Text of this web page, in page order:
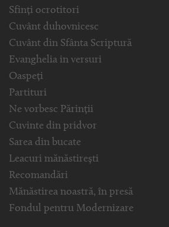
Sfinți ocrotitori
Cuvânt duhovnicesc
Cuvânt din Sfânta Scriptură
Evanghelia in versuri
Oaspeți
Partituri
Ne vorbesc Părinții
Cuvinte din pridvor
Sarea din bucate
Leacuri mănăstirești
Recomandări
Mănăstirea noastră, în presă
Fondul pentru Modernizare